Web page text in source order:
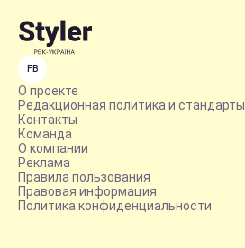
FB
О проекте
Редакционная политика и стандарты
Контакты
Команда
О компании
Реклама
Правила пользования
Правовая информация
Политика конфиденциальности